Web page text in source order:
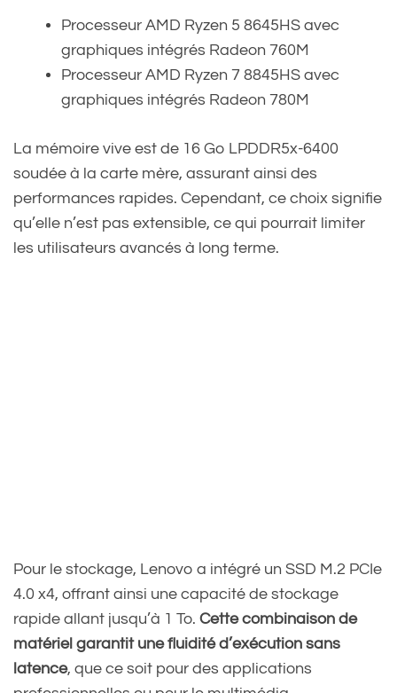
Processeur AMD Ryzen 5 8645HS avec
graphiques intégrés Radeon 760M
Processeur AMD Ryzen 7 8845HS avec
graphiques intégrés Radeon 780M
La mémoire vive est de 16 Go LPDDR5x-6400
soudée à la carte mère, assurant ainsi des
performances rapides. Cependant, ce choix signifie
qu’elle n’est pas extensible, ce qui pourrait limiter
les utilisateurs avancés à long terme.
Pour le stockage, Lenovo a intégré un SSD M.2 PCIe
4.0 x4, offrant ainsi une capacité de stockage
rapide allant jusqu’à 1 To. Cette combinaison de
matériel garantit une fluidité d’exécution sans
latence, que ce soit pour des applications